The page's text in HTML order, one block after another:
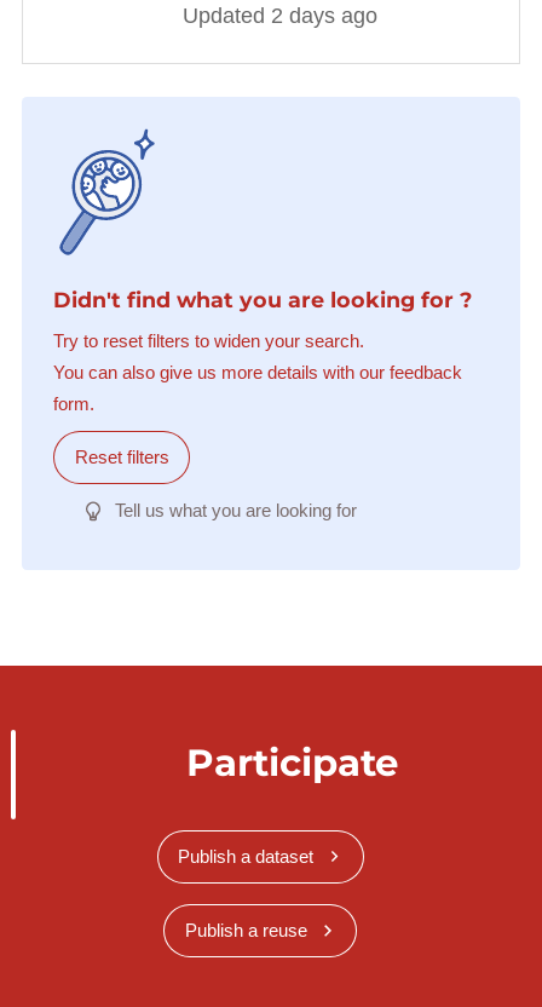
Updated 2 days ago
Didn't find what you are looking for ?
Try to reset filters to widen your search.
You can also give us more details with our feedback
form.
Reset filters
Tell us what you are looking for
Participate
Publish a dataset
Publish a reuse